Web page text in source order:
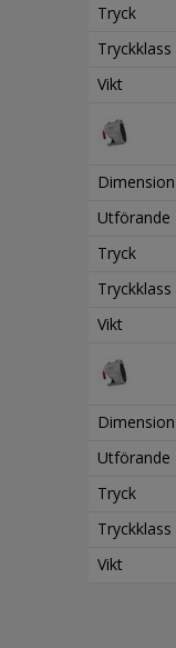
Tryck
Tryckklass
Vikt
Dimension
Utförande
Tryck
Tryckklass
Vikt
Dimension
Utförande
Tryck
Tryckklass
Vikt